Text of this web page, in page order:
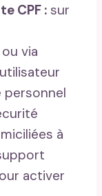
CPF : sur
via
personnel
à
activer